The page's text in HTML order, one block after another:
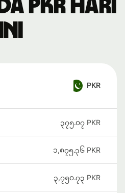
PKR hari
ini
PKR
၃၇၅.၀၇ PKR
၁,၈၇၅.၃၆ PKR
၃,၇၅၀.၇၃ PKR